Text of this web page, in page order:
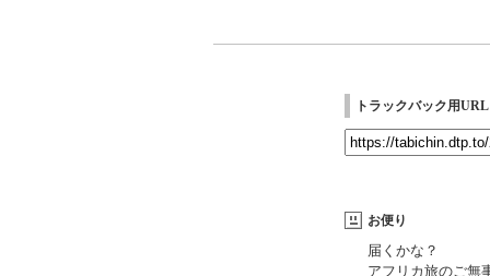
トラックバック用URL
お便り
届くかな？
アフリカ旅のご無